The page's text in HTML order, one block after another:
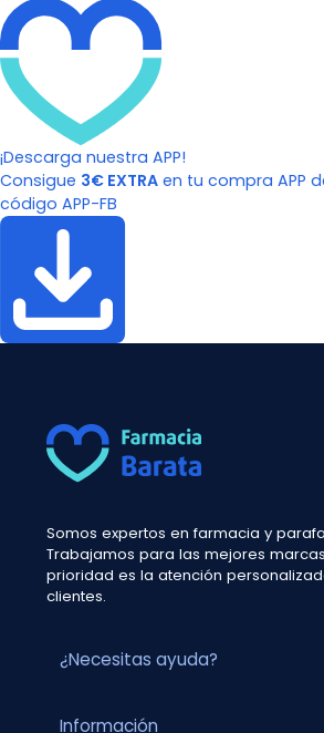
¡Descarga nuestra APP!
Consigue 3€ EXTRA en tu compra APP
código APP-FB
Somos expertos en farmacia y
Trabajamos para las mejores
prioridad es la atención
clientes.
¿Necesitas ayuda?
Información